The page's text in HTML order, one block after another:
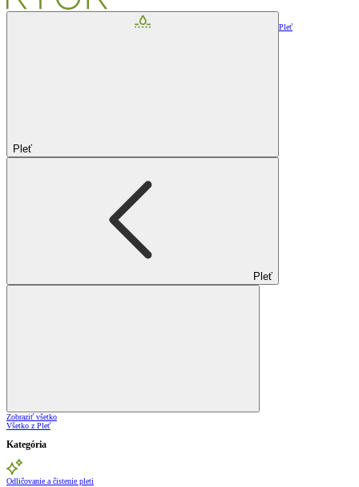
Pleť
Pleť
Pleť
Zobraziť všetko
Všetko z Pleť
Kategória
Odličovanie a čistenie pleti